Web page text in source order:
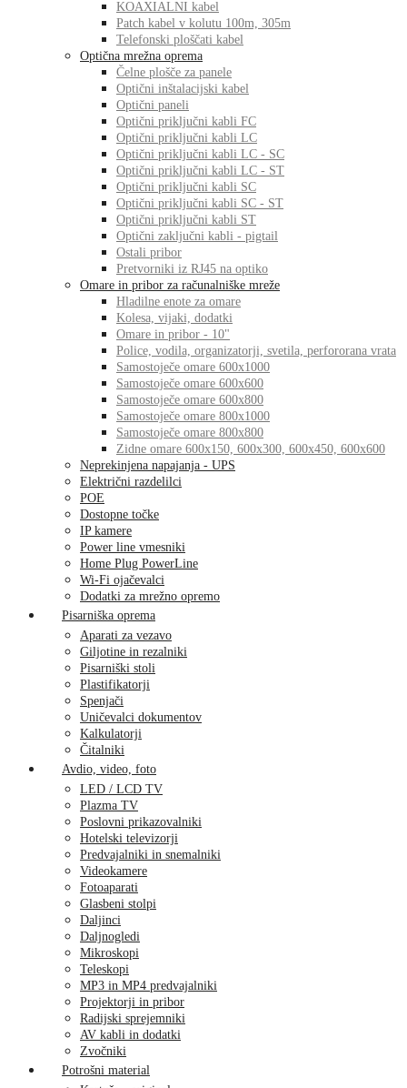
KOAXIALNI kabel
Patch kabel v kolutu 100m, 305m
Telefonski ploščati kabel
Optična mrežna oprema
Čelne plošče za panele
Optični inštalacijski kabel
Optični paneli
Optični priključni kabli FC
Optični priključni kabli LC
Optični priključni kabli LC - SC
Optični priključni kabli LC - ST
Optični priključni kabli SC
Optični priključni kabli SC - ST
Optični priključni kabli ST
Optični zaključni kabli - pigtail
Ostali pribor
Pretvorniki iz RJ45 na optiko
Omare in pribor za računalniške mreže
Hladilne enote za omare
Kolesa, vijaki, dodatki
Omare in pribor - 10"
Police, vodila, organizatorji, svetila, perfororana vrata
Samostoječe omare 600x1000
Samostoječe omare 600x600
Samostoječe omare 600x800
Samostoječe omare 800x1000
Samostoječe omare 800x800
Zidne omare 600x150, 600x300, 600x450, 600x600
Neprekinjena napajanja - UPS
Električni razdelilci
POE
Dostopne točke
IP kamere
Power line vmesniki
Home Plug PowerLine
Wi-Fi ojačevalci
Dodatki za mrežno opremo
Pisarniška oprema
Aparati za vezavo
Giljotine in rezalniki
Pisarniški stoli
Plastifikatorji
Spenjači
Uničevalci dokumentov
Kalkulatorji
Čitalniki
Avdio, video, foto
LED / LCD TV
Plazma TV
Poslovni prikazovalniki
Hotelski televizorji
Predvajalniki in snemalniki
Videokamere
Fotoaparati
Glasbeni stolpi
Daljinci
Daljnogledi
Mikroskopi
Teleskopi
MP3 in MP4 predvajalniki
Projektorji in pribor
Radijski sprejemniki
AV kabli in dodatki
Zvočniki
Potrošni material